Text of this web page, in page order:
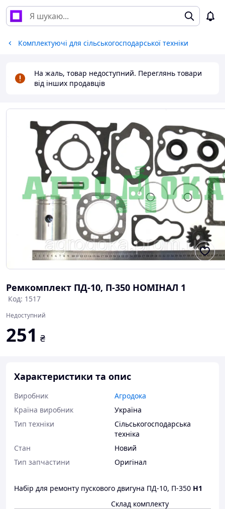
Комплектуючі для сільськогосподарської техніки
На жаль, товар недоступний. Переглянь товари
від інших продавців
Ремкомплект ПД-10, П-350 НОМІНАЛ 1
Код: 1517
Недоступний
251 ₴
Характеристики та опис
Виробник
Агродока
Країна виробник
Україна
Тип техніки
Сільськогосподарська
техніка
Стан
Новий
Тип запчастини
Оригінал
Набір для ремонту пускового двигуна ПД-10, П-350 Н1
Склад комплекту